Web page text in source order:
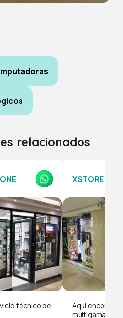
relacionados
técnico de
XSTORE
Aquí
multigama y